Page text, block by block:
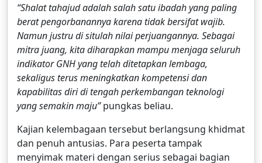
“Shalat tahajud adalah salah satu ibadah yang paling
berat pengorbanannya karena tidak bersifat wajib.
Namun justru di situlah nilai perjuangannya. Sebagai
mitra juang, kita diharapkan mampu menjaga seluruh
indikator GNH yang telah ditetapkan lembaga,
sekaligus terus meningkatkan kompetensi dan
kapabilitas diri di tengah perkembangan teknologi
yang semakin maju”pungkas beliau.
Kajian kelembagaan tersebut berlangsung khidmat
dan penuh antusias. Para peserta tampak
menyimak materi dengan serius sebagai bagian